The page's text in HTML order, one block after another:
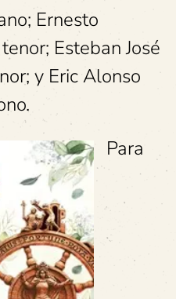
Ernesto
Esteban José
y Eric Alonso
Para